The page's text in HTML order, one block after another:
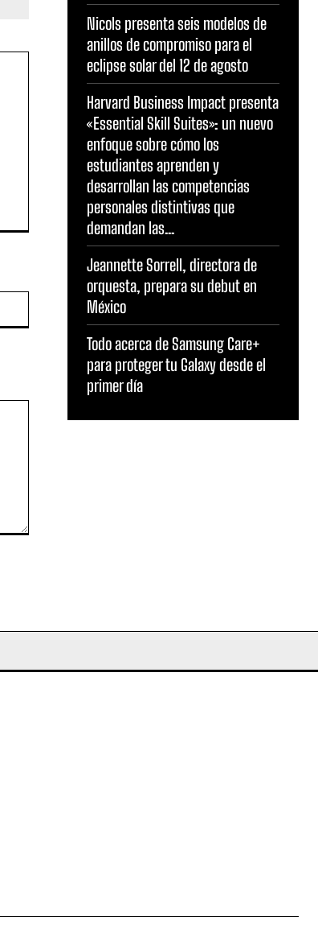
Nicols presenta seis modelos de
anillos de compromiso para el
eclipse solar del 12 de agosto
Harvard Business Impact presenta
«Essential Skill Suites»: un nuevo
enfoque sobre cómo los
estudiantes aprenden y
desarrollan las competencias
personales distintivas que
demandan las...
Jeannette Sorrell, directora de
orquesta, prepara su debut en
México
Todo acerca de Samsung Care+
para proteger tu Galaxy desde el
primer día